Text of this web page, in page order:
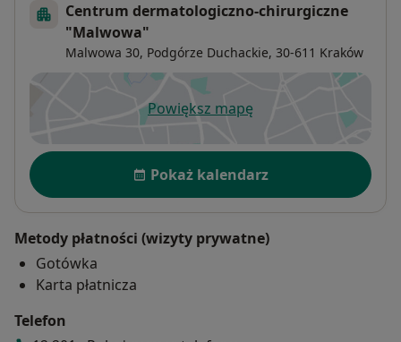
Centrum dermatologiczno-chirurgiczne
"Malwowa"
Malwowa 30, Podgórze Duchackie, 30-611 Kraków
Powiększ mapęotwiera się w nowej karcie
Dostępność
Pokaż kalendarz
Metody płatności (wizyty prywatne)
Gotówka
Karta płatnicza
Telefon